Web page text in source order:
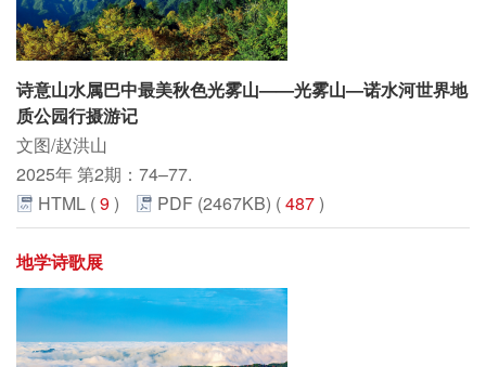
诗意山水属巴中最美秋色光雾山——光雾山—诺水河世界地
质公园行摄游记
文图/赵洪山
2025年 第2期：74–77.
HTML (9) PDF (2467KB) (487)
地学诗歌展